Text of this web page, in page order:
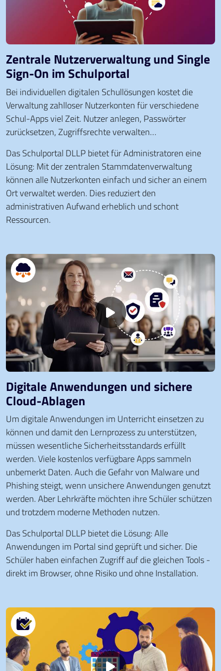
Zentrale Nutzerverwaltung und Single
Sign-On im Schulportal
Bei individuellen digitalen Schullösungen kostet die
Verwaltung zahlloser Nutzerkonten für verschiedene
Schul-Apps viel Zeit. Nutzer anlegen, Passwörter
zurücksetzen, Zugriffsrechte verwalten…
Das Schulportal DLLP bietet für Administratoren eine
Lösung: Mit der zentralen Stammdatenverwaltung
können alle Nutzerkonten einfach und sicher an einem
Ort verwaltet werden. Dies reduziert den
administrativen Aufwand erheblich und schont
Ressourcen.
Digitale Anwendungen und sichere
Cloud-Ablagen
Um digitale Anwendungen im Unterricht einsetzen zu
können und damit den Lernprozess zu unterstützen,
müssen wesentliche Sicherheitsstandards erfüllt
werden. Viele kostenlos verfügbare Apps sammeln
unbemerkt Daten. Auch die Gefahr von Malware und
Phishing steigt, wenn unsichere Anwendungen genutzt
werden. Aber Lehrkräfte möchten ihre Schüler schützen
und trotzdem moderne Methoden nutzen.
Das Schulportal DLLP bietet die Lösung: Alle
Anwendungen im Portal sind geprüft und sicher. Die
Schüler haben einfachen Zugriff auf die gleichen Tools -
direkt im Browser, ohne Risiko und ohne Installation.